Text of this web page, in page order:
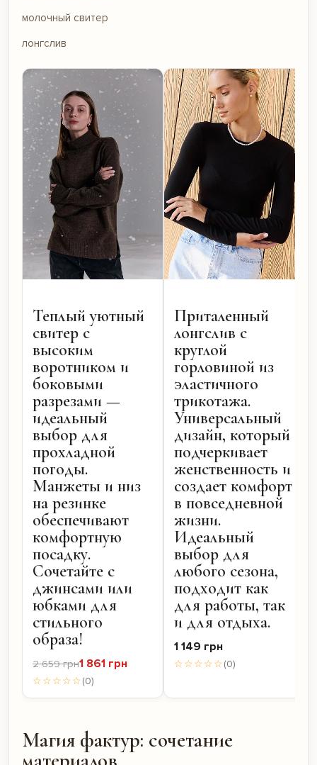
молочный свитер
лонгслив
Теплый уютный
свитер с
высоким
воротником и
боковыми
разрезами —
идеальный
выбор для
прохладной
погоды.
Манжеты и низ
на резинке
обеспечивают
комфортную
посадку.
Сочетайте с
джинсами или
юбками для
стильного
образа!
2 659 грн1 861 грн
☆☆☆☆☆(0)
Приталенный
лонгслив с
круглой
горловиной из
эластичного
трикотажа.
Универсальный
дизайн, который
подчеркивает
женственность и
создает комфорт
в повседневной
жизни.
Идеальный
выбор для
любого сезона,
подходит как
для работы, так
и для отдыха.
1 149 грн
☆☆☆☆☆(0)
Магия фактур: сочетание